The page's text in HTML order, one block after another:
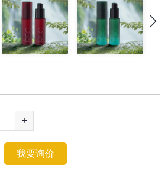
+
我要询价